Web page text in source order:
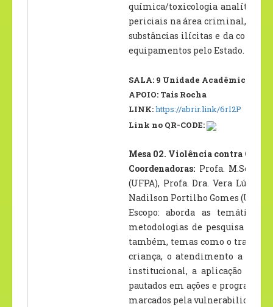
química/toxicologia analíticas
periciais na área criminal, e que
substâncias ilícitas e da
equipamentos pelo Estado.
SALA: 9 Unidade Acadêmica II –
APOIO: Tais Rocha
LINK:https://abrir.link/6rI2P
Link no QR-CODE:
Mesa 02. Violência contra
Coordenadoras: Profa. M.Sc.
(UFPA), Profa. Dra. Vera Lúcia
Nadilson Portilho Gomes
Escopo: aborda as temáticas
metodologias de pesquisa e
também, temas como o
criança, o atendimento a
institucional, a aplicação das
pautados em ações e
marcados pela vulnerabilidade